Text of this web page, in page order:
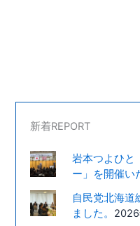
新着REPORT
岩本つよひと
ー」を開催い
自民党北海道
ました。